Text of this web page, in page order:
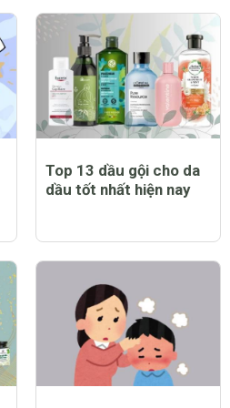
Top 13 dầu gội cho da
dầu tốt nhất hiện nay